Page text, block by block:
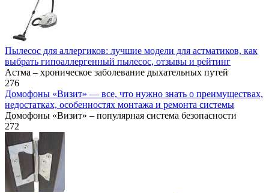
Пылесос для аллергиков: лучшие модели для астматиков, как
выбрать гипоаллергенный пылесос, отзывы и рейтинг
Астма – хроническое заболевание дыхательных путей
276
Домофоны «Визит» — все, что нужно знать о преимуществах,
недостатках, особенностях монтажа и ремонта системы
Домофоны «Визит» – популярная система безопасности
272